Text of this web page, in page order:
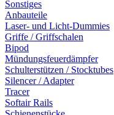
Sonstiges
Anbauteile
Laser- und Licht-Dummies
Griffe / Griffschalen
Bipod
Mündungsfeuerdämpfer
Schulterstützen / Stocktubes
Silencer / Adapter
Tracer
Softair Rails